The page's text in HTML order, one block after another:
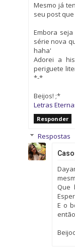
Mesmo já
seu post
Embora
série nova
haha'
Adorei a
periguete
*-*
Beijos! ;*
Letras
Responder
Respostas
Que
E o